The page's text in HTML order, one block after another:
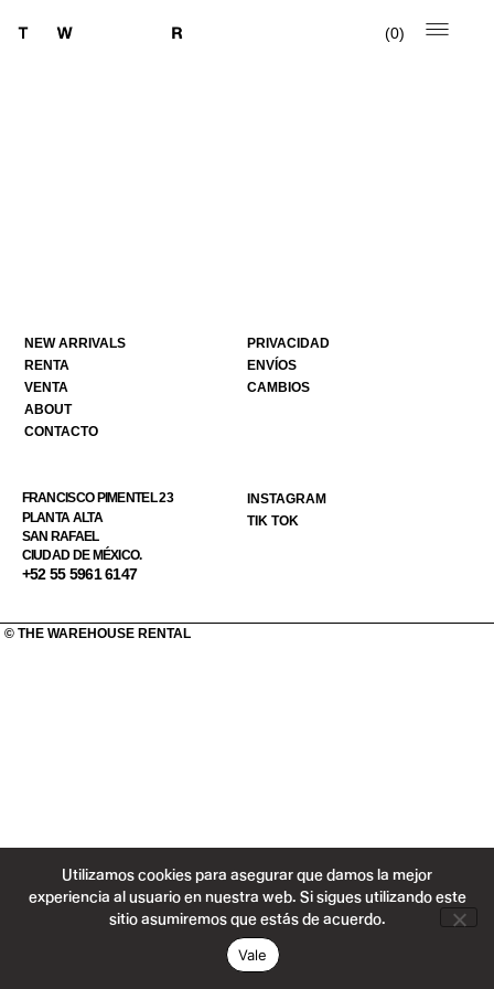
0
NEW ARRIVALS
RENTA
VENTA
ABOUT
CONTACTO
PRIVACIDAD
ENVÍOS
CAMBIOS
FRANCISCO PIMENTEL 23
PLANTA ALTA
SAN RAFAEL
CIUDAD DE MÉXICO.
+52 55 5961 6147
INSTAGRAM
TIK TOK
© THE WAREHOUSE RENTAL
Utilizamos cookies para asegurar que damos la mejor
experiencia al usuario en nuestra web. Si sigues utilizando este
sitio asumiremos que estás de acuerdo.
Vale